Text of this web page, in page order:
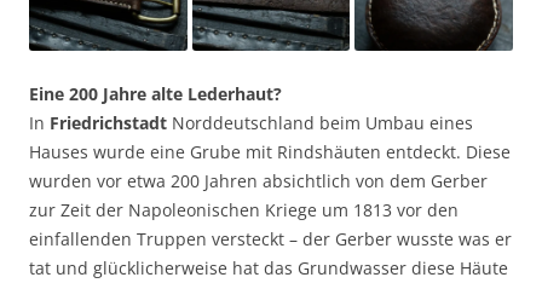
Eine 200 Jahre alte Lederhaut?
In Friedrichstadt Norddeutschland beim Umbau eines
Hauses wurde eine Grube mit Rindshäuten entdeckt. Diese
wurden vor etwa 200 Jahren absichtlich von dem Gerber
zur Zeit der Napoleonischen Kriege um 1813 vor den
einfallenden Truppen versteckt – der Gerber wusste was er
tat und glücklicherweise hat das Grundwasser diese Häute